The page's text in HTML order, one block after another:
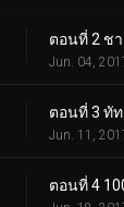
ตอนที่ 2 ช
Jun. 04,
ตอนที่ 3 ทั
Jun. 11,
ตอนที่ 4